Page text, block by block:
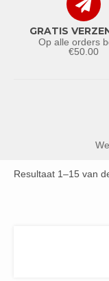
GRATIS
Op alle orders
€50.00
Resultaat 1–15 van